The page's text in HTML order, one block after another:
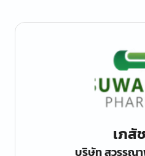
เภสั
บริษัท สุวรรณ